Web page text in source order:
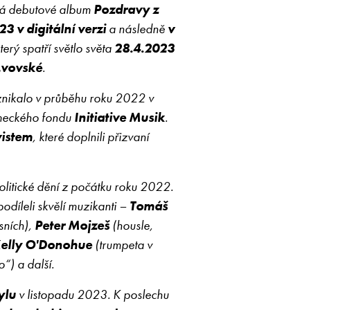
debutové album Pozdravy z
v digitální verzia následně v
spatří světlo světa 28.4.2023
.
v průběhu roku 2022 v
fonduInitiative Musik.
, které doplnili přizvaní
dění z počátku roku 2022.
skvělí muzikanti – Tomáš
Peter Mojzeš(housle,
O'Donohue(trumpeta v
a další.
v listopadu 2023. K poslechu